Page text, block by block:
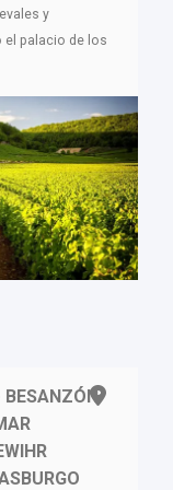
y
el palacio de los
BESANZÓN